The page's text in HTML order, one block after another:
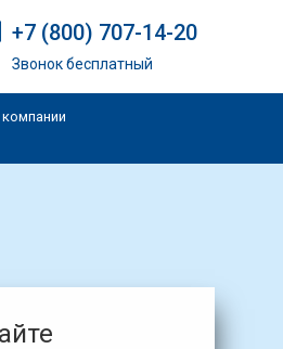
+7 (800) 707-14-20
Звонок бесплатный